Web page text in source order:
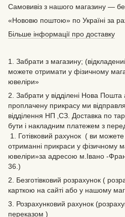
Самовивіз з нашого магазину —
«Нововю поштою» по Україні за
Більше інформації про доставку
1. Забрати з магазину;
можете отримати у фізичному
ювеліри»
2. Забрати у відділені Нова Пошта
проплачену прикрасу ми
відділення НП ‚СЗ. Доставка по
бути і накладним платежем з
1. Готівковий рахунок ( ви
отриманні прикраси у фізичному
ювеліри»за адресою м.Івано -
36.)
2. Безготівковий розрахунок (
карткою на сайті або у нашому
3. Розрахунковий рахунок
переказом )